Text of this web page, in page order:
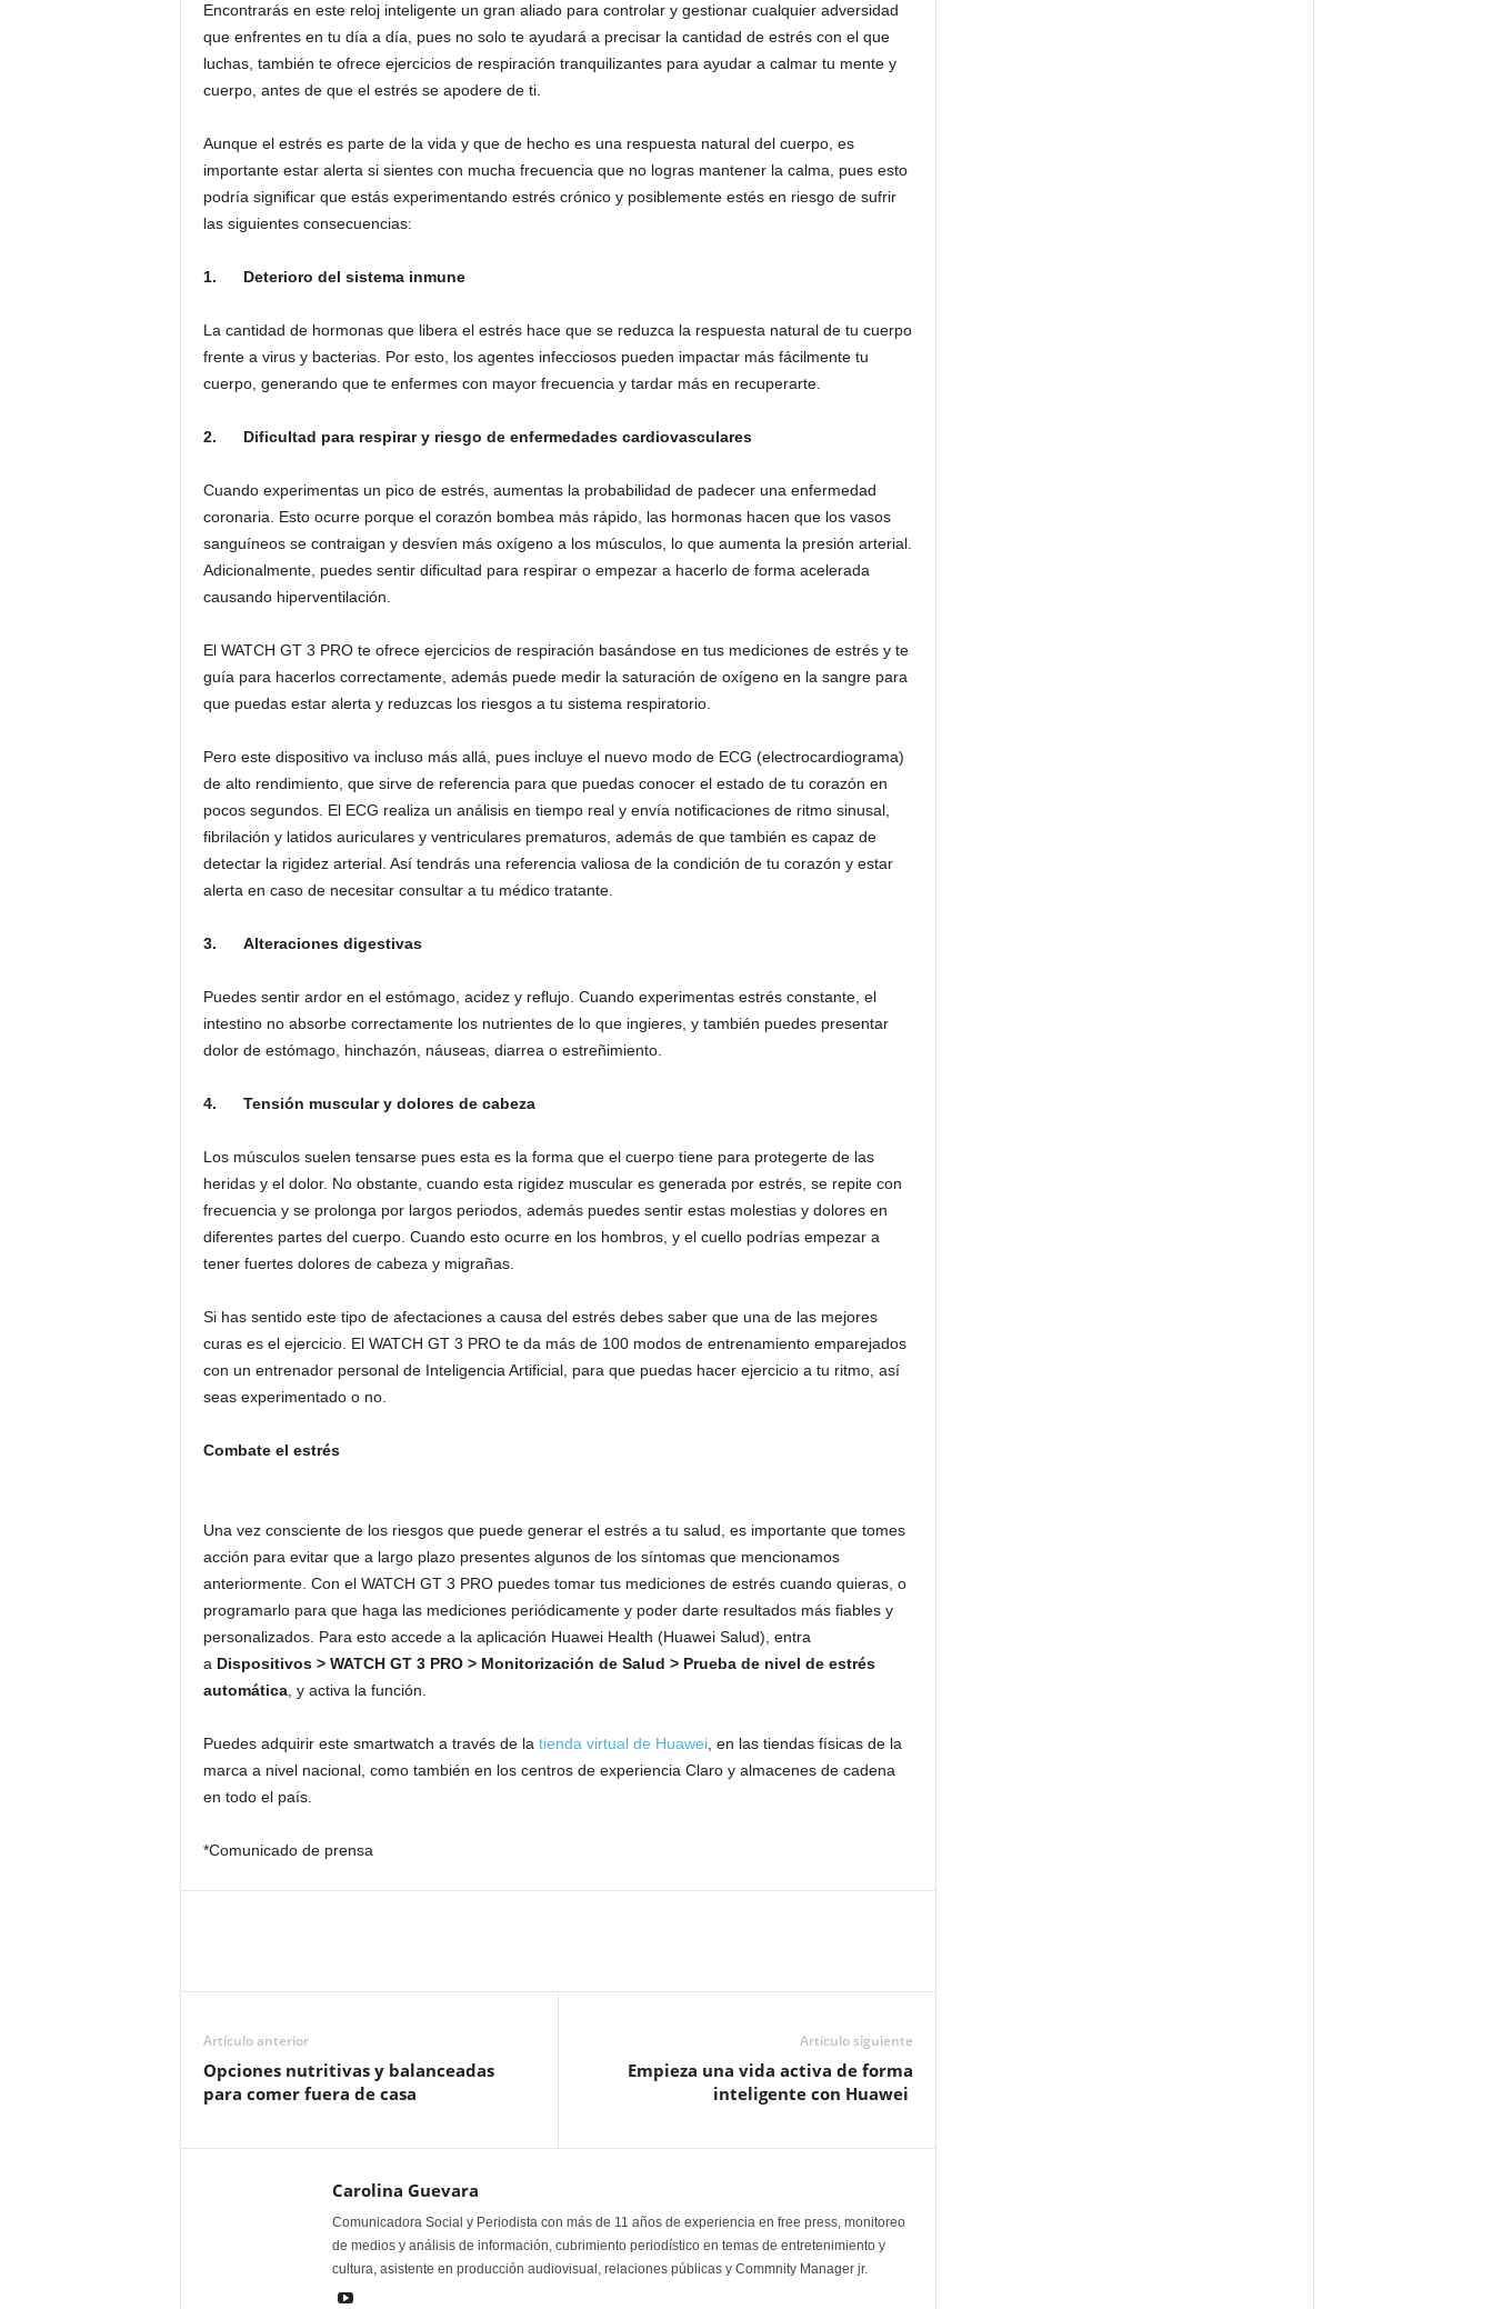
Encontrarás en este reloj inteligente un gran aliado para controlar y gestionar cualquier adversidad
que enfrentes en tu día a día, pues no solo te ayudará a precisar la cantidad de estrés con el que
luchas, también te ofrece ejercicios de respiración tranquilizantes para ayudar a calmar tu mente y
cuerpo, antes de que el estrés se apodere de ti.
Aunque el estrés es parte de la vida y que de hecho es una respuesta natural del cuerpo, es
importante estar alerta si sientes con mucha frecuencia que no logras mantener la calma, pues esto
podría significar que estás experimentando estrés crónico y posiblemente estés en riesgo de sufrir
las siguientes consecuencias:
1. Deterioro del sistema inmune
La cantidad de hormonas que libera el estrés hace que se reduzca la respuesta natural de tu cuerpo
frente a virus y bacterias. Por esto, los agentes infecciosos pueden impactar más fácilmente tu
cuerpo, generando que te enfermes con mayor frecuencia y tardar más en recuperarte.
2. Dificultad para respirar y riesgo de enfermedades cardiovasculares
Cuando experimentas un pico de estrés, aumentas la probabilidad de padecer una enfermedad
coronaria. Esto ocurre porque el corazón bombea más rápido, las hormonas hacen que los vasos
sanguíneos se contraigan y desvíen más oxígeno a los músculos, lo que aumenta la presión arterial.
Adicionalmente, puedes sentir dificultad para respirar o empezar a hacerlo de forma acelerada
causando hiperventilación.
El WATCH GT 3 PRO te ofrece ejercicios de respiración basándose en tus mediciones de estrés y te
guía para hacerlos correctamente, además puede medir la saturación de oxígeno en la sangre para
que puedas estar alerta y reduzcas los riesgos a tu sistema respiratorio.
Pero este dispositivo va incluso más allá, pues incluye el nuevo modo de ECG (electrocardiograma)
de alto rendimiento, que sirve de referencia para que puedas conocer el estado de tu corazón en
pocos segundos. El ECG realiza un análisis en tiempo real y envía notificaciones de ritmo sinusal,
fibrilación y latidos auriculares y ventriculares prematuros, además de que también es capaz de
detectar la rigidez arterial. Así tendrás una referencia valiosa de la condición de tu corazón y estar
alerta en caso de necesitar consultar a tu médico tratante.
3. Alteraciones digestivas
Puedes sentir ardor en el estómago, acidez y reflujo. Cuando experimentas estrés constante, el
intestino no absorbe correctamente los nutrientes de lo que ingieres, y también puedes presentar
dolor de estómago, hinchazón, náuseas, diarrea o estreñimiento.
4. Tensión muscular y dolores de cabeza
Los músculos suelen tensarse pues esta es la forma que el cuerpo tiene para protegerte de las
heridas y el dolor. No obstante, cuando esta rigidez muscular es generada por estrés, se repite con
frecuencia y se prolonga por largos periodos, además puedes sentir estas molestias y dolores en
diferentes partes del cuerpo. Cuando esto ocurre en los hombros, y el cuello podrías empezar a
tener fuertes dolores de cabeza y migrañas.
Si has sentido este tipo de afectaciones a causa del estrés debes saber que una de las mejores
curas es el ejercicio. El WATCH GT 3 PRO te da más de 100 modos de entrenamiento emparejados
con un entrenador personal de Inteligencia Artificial, para que puedas hacer ejercicio a tu ritmo, así
seas experimentado o no.
Combate el estrés
Una vez consciente de los riesgos que puede generar el estrés a tu salud, es importante que tomes
acción para evitar que a largo plazo presentes algunos de los síntomas que mencionamos
anteriormente. Con el WATCH GT 3 PRO puedes tomar tus mediciones de estrés cuando quieras, o
programarlo para que haga las mediciones periódicamente y poder darte resultados más fiables y
personalizados. Para esto accede a la aplicación Huawei Health (Huawei Salud), entra
a Dispositivos >WATCH GT 3 PRO > Monitorización de Salud > Prueba de nivel de estrés
automática, y activa la función.
Puedes adquirir este smartwatch a través de la tienda virtual de Huawei, en las tiendas físicas de la
marca a nivel nacional, como también en los centros de experiencia Claro y almacenes de cadena
en todo el país.
*Comunicado de prensa
Artículo anterior
Opciones nutritivas y balanceadas
para comer fuera de casa
Artículo siguiente
Empieza una vida activa de forma
inteligente con Huawei
Carolina Guevara
Comunicadora Social y Periodista con más de 11 años de experiencia en free press, monitoreo
de medios y análisis de información, cubrimiento periodístico en temas de entretenimiento y
cultura, asistente en producción audiovisual, relaciones públicas y Commnity Manager jr.